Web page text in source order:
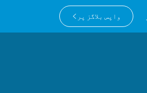
واپس بلاگز پر